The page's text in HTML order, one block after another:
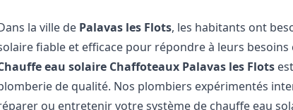
la ville de Palavas les Flots, les habitants ont
fiable et efficace pour répondre à leurs besoins
eau solaire Chaffoteaux Palavas les Flots
de qualité. Nos plombiers expérimentés
ou entretenir votre système de chauffe eau